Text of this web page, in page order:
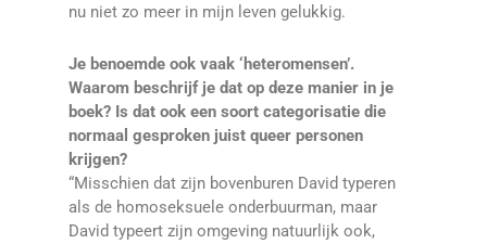
nu niet zo meer in mijn leven gelukkig.
Je benoemde ook vaak ‘heteromensen’.
Waarom beschrijf je dat op deze manier in je
boek? Is dat ook een soort categorisatie die
normaal gesproken juist queer personen
krijgen?
“Misschien dat zijn bovenburen David typeren
als de homoseksuele onderbuurman, maar
David typeert zijn omgeving natuurlijk ook,